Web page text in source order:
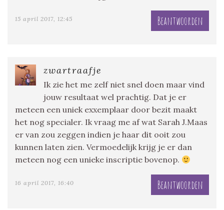
15 april 2017, 12:45 Beantwoorden
zwartraafje
Ik zie het me zelf niet snel doen maar vind
jouw resultaat wel prachtig. Dat je er
meteen een uniek exxemplaar door bezit maakt
het nog specialer. Ik vraag me af wat Sarah J.Maas
er van zou zeggen indien je haar dit ooit zou
kunnen laten zien. Vermoedelijk krijg je er dan
meteen nog een unieke inscriptie bovenop.
16 april 2017, 16:40 Beantwoorden